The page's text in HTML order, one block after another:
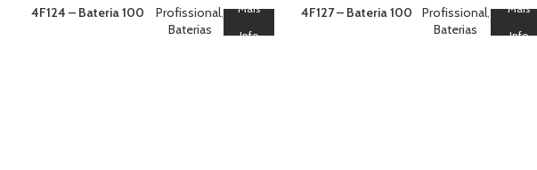
4F124 – Bateria 100
Profissional,
Baterias
Mais
Info
4F127 – Bateria 100
Profissional,
Baterias
Mais
Info